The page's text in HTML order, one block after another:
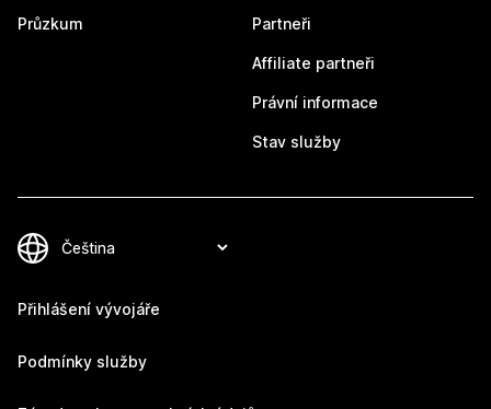
Průzkum Partneři
Affiliate partneři
Právní informace
Stav služby
Přihlášení vývojáře
Podmínky služby